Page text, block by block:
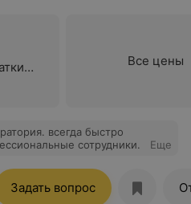
Все цены
всегда быстро
сотрудники.
Еще
Задать вопрос